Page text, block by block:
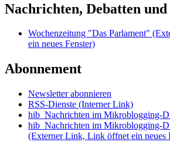
Nachrichten, Debatten
Wochenzeitung "Das Parlament"
ein neues Fenster)
Abonnement
Newsletter abonnieren
RSS-Dienste (Interner Link)
hib_Nachrichten im Mikroblogging-
hib_Nachrichten im Mikroblogging-
(Externer Link, Link öffnet ein neues